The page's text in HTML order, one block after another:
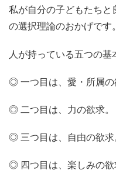
私が自分の子どもたちと
の選択理論のおかげです。
人が持っている五つの基
◎ 一つ目は、愛・所属の
◎ 二つ目は、力の欲求。
◎ 三つ目は、自由の欲求
◎ 四つ目は、楽しみの欲